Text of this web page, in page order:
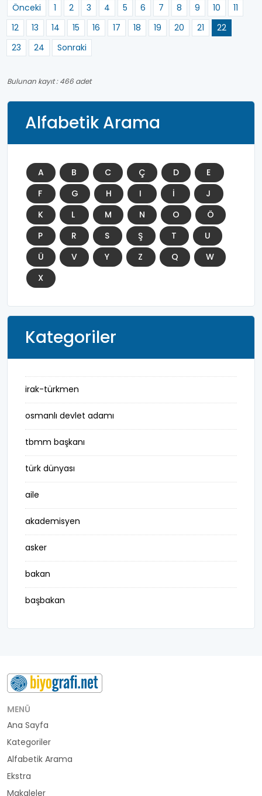
Önceki 1 2 3 4 5 6 7 8 9 10
11
12
13 14 15 16 17 18 19 20 21
22
23
24 Sonraki
Bulunan kayıt : 466 adet
Alfabetik Arama
A B C Ç D
E
F
G H I İ
J
K
L M N O
Ö
P
R S Ş T
U
Ü
V Y Z Q
W
X
Kategoriler
irak-türkmen
osmanlı devlet adamı
tbmm başkanı
türk dünyası
aile
akademisyen
asker
bakan
başbakan
belediye başkanı
buluş
bürokrat
büyükelçi
cumhurbaşkanı
MENÜ
Ana Sayfa
Kategoriler
Alfabetik Arama
Ekstra
Makaleler